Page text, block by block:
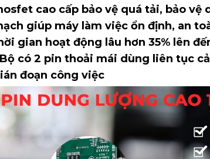
cao cấp bảo vệ quá tải, bảo vệ
giúp máy làm việc ổn định, an
gian hoạt động lâu hơn 35% lên
có 2 pin thoải mái dùng liên tục
đoạn công việc